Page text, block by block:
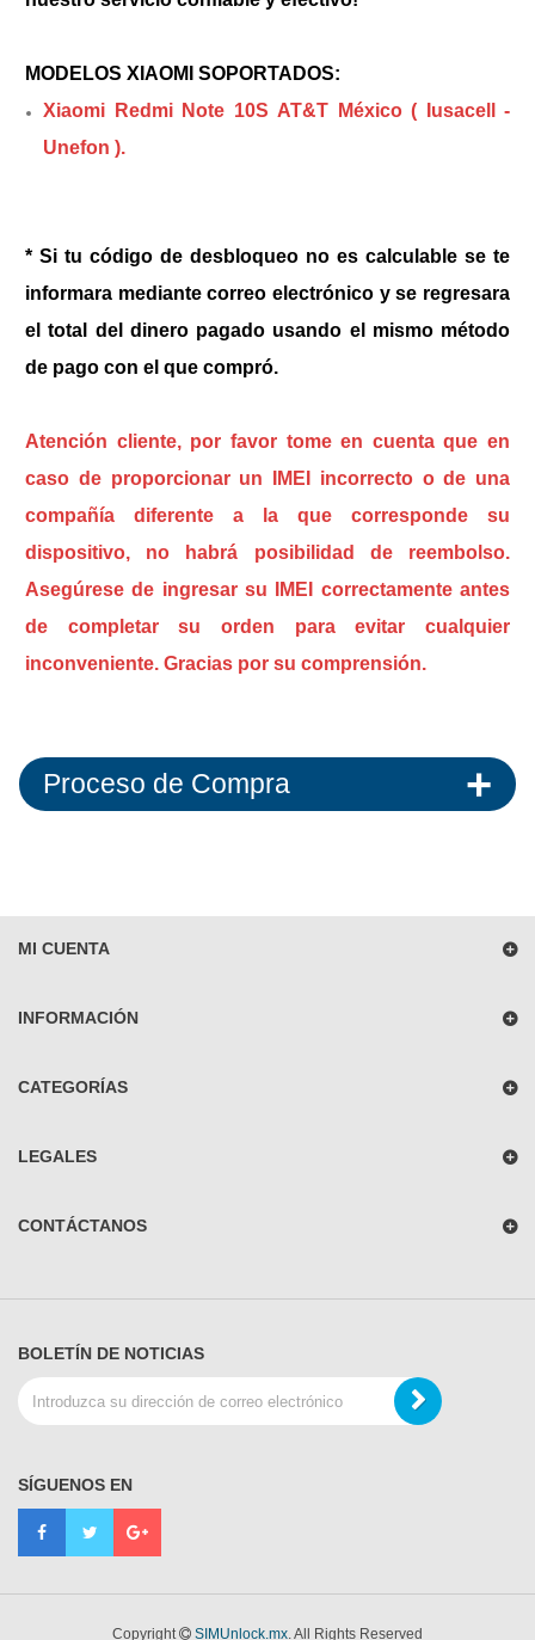
MODELOS XIAOMI SOPORTADOS:
Xiaomi Redmi Note 10S AT&T México ( Iusacell -
Unefon ).
* Si tu código de desbloqueo no es calculable se te
informara mediante correo electrónico y se regresara
el total del dinero pagado usando el mismo método
de pago con el que compró.
Atención cliente, por favor tome en cuenta que en
caso de proporcionar un IMEI incorrecto o de una
compañía diferente a la que corresponde su
dispositivo, no habrá posibilidad de reembolso.
Asegúrese de ingresar su IMEI correctamente antes
de completar su orden para evitar cualquier
inconveniente. Gracias por su comprensión.
Proceso de Compra
MI CUENTA
INFORMACIÓN
CATEGORÍAS
LEGALES
CONTÁCTANOS
BOLETÍN DE NOTICIAS
SÍGUENOS EN
Copyright SIMUnlock.mx. All Rights Reserved